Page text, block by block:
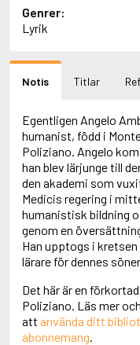
Adbåge, Emma
Adbåge, Lisen
Adelborg, Ottilia
Adler-Olsen, Jussi
Adnan, Etel
Adolfsson, Eva
Adolfsson, Evert
Adolfsson, Gunnar
Adolfsson, Josefine
Adolfsson, Maria
Adolphsen, Peter
Genrer:
Lyrik
Notis Titlar
Egentligen Angelo
humanist, född i
Poliziano. Angelo
han blev lärjunge till
den akademi som
Medicis regering i
humanistisk bildning
genom en
Han upptogs i
lärare för dennes söner.
Det här är en
Poliziano. Läs mer
att använda ditt
abonnemang